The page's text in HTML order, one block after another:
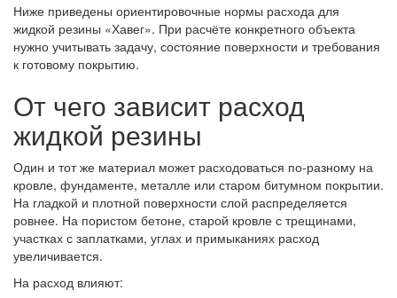
Ниже приведены ориентировочные нормы расхода для
жидкой резины «Хавег». При расчёте конкретного объекта
нужно учитывать задачу, состояние поверхности и требования
к готовому покрытию.
От чего зависит расход
жидкой резины
Один и тот же материал может расходоваться по-разному на
кровле, фундаменте, металле или старом битумном покрытии.
На гладкой и плотной поверхности слой распределяется
ровнее. На пористом бетоне, старой кровле с трещинами,
участках с заплатками, углах и примыканиях расход
увеличивается.
На расход влияют: